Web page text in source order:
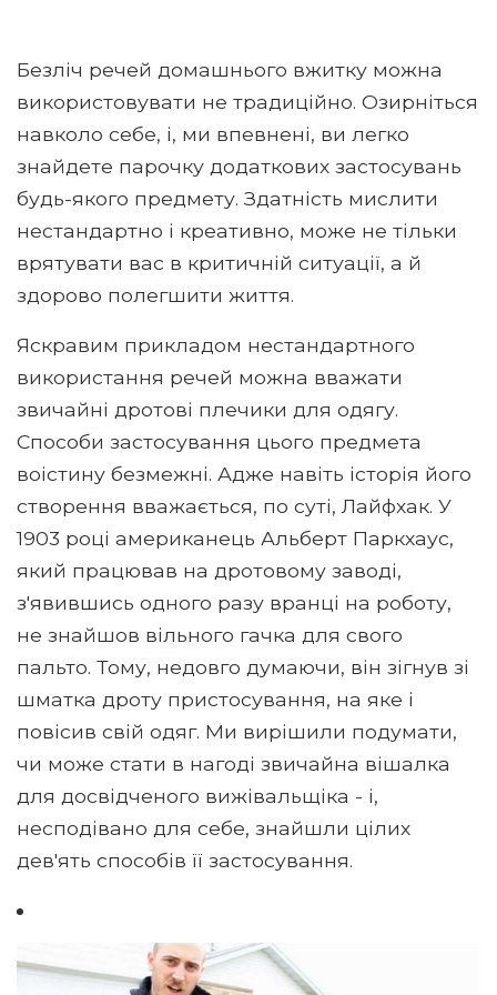
Безліч речей домашнього вжитку можна
використовувати не традиційно. Озирніться
навколо себе, і, ми впевнені, ви легко
знайдете парочку додаткових застосувань
будь-якого предмету. Здатність мислити
нестандартно і креативно, може не тільки
врятувати вас в критичній ситуації, а й
здорово полегшити життя.
Яскравим прикладом нестандартного
використання речей можна вважати
звичайні дротові плечики для одягу.
Способи застосування цього предмета
воістину безмежні. Адже навіть історія його
створення вважається, по суті, Лайфхак. У
1903 році американець Альберт Паркхаус,
який працював на дротовому заводі,
з'явившись одного разу вранці на роботу,
не знайшов вільного гачка для свого
пальто. Тому, недовго думаючи, він зігнув зі
шматка дроту пристосування, на яке і
повісив свій одяг. Ми вирішили подумати,
чи може стати в нагоді звичайна вішалка
для досвідченого вижівальщіка - і,
несподівано для себе, знайшли цілих
дев'ять способів її застосування.